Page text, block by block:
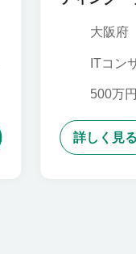
大阪府
ITコン
エンテ
ム・社
500万
詳しく見